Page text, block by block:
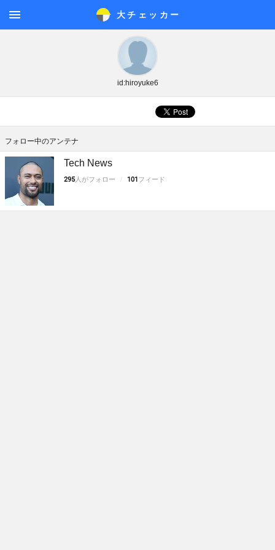
大チェッカ ー
メニ
id:hiroyuke6
フォロー中のアンテナ
Tech News
295人がフォロー 101フィード